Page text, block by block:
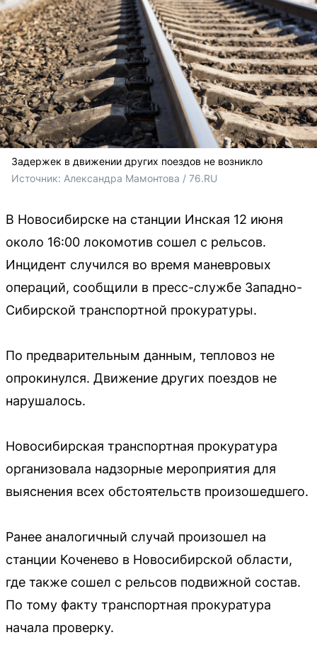
Задержек в движении других поездов не возникло
Источник: Александра Мамонтова / 76.RU
В Новосибирске на станции Инская 12 июня
около 16:00 локомотив сошел с рельсов.
Инцидент случился во время маневровых
операций, сообщили в пресс-службе Западно-
Сибирской транспортной прокуратуры.
По предварительным данным, тепловоз не
опрокинулся. Движение других поездов не
нарушалось.
Новосибирская транспортная прокуратура
организовала надзорные мероприятия для
выяснения всех обстоятельств произошедшего.
Ранее аналогичный случай произошел на
станции Коченево в Новосибирской области,
где также сошел с рельсов подвижной состав.
По тому факту транспортная прокуратура
начала проверку.